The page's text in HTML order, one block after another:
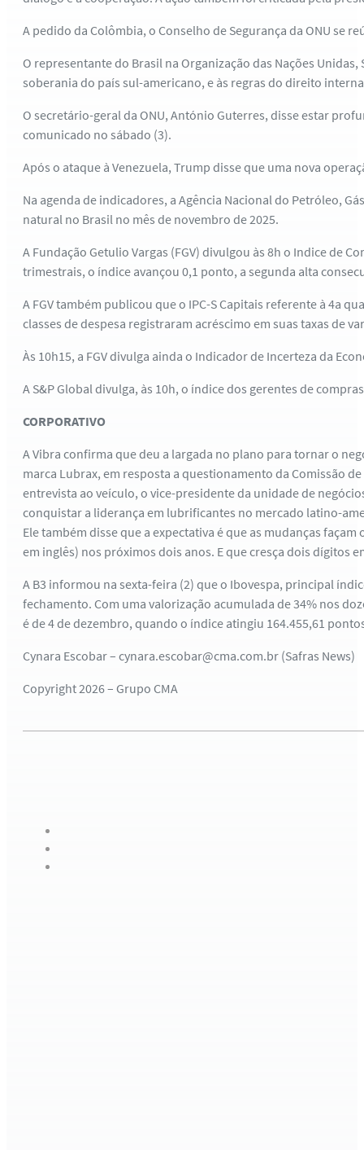
A pedido da Colômbia, o Conselho de Segurança da ONU se
O representante do Brasil na Organização das Nações
soberania do país sul-americano, e às regras do direito
O secretário-geral da ONU, António Guterres, disse estar
comunicado no sábado (3).
Após o ataque à Venezuela, Trump disse que uma nova
Na agenda de indicadores, a Agência Nacional do Petróleo,
natural no Brasil no mês de novembro de 2025.
A Fundação Getulio Vargas (FGV) divulgou às 8h o Indice de
trimestrais, o índice avançou 0,1 ponto, a segunda alta
A FGV também publicou que o IPC-S Capitais referente à 4a
classes de despesa registraram acréscimo em suas taxas de
Às 10h15, a FGV divulga ainda o Indicador de Incerteza da
A S&P Global divulga, às 10h, o índice dos gerentes de
CORPORATIVO
A Vibra confirma que deu a largada no plano para tornar o
marca Lubrax, em resposta a questionamento da Comissão
entrevista ao veículo, o vice-presidente da unidade de
conquistar a liderança em lubrificantes no mercado latino-
Ele também disse que a expectativa é que as mudanças
em inglês) nos próximos dois anos. E que cresça dois dígitos
A B3 informou na sexta-feira (2) que o Ibovespa, principal
fechamento. Com uma valorização acumulada de 34% nos
é de 4 de dezembro, quando o índice atingiu 164.455,61
Cynara Escobar – cynara.escobar@cma.com.br (Safras News)
Copyright 2026 – Grupo CMA